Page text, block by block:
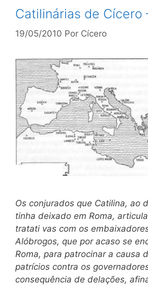
Catilinárias de Cícero
19/05/2010 Por Cícero
Os conjurados que Catilina, ao
tinha deixado em Roma,
tratati vas com os
Alóbrogos, que por acaso se
Roma, para patrocinar a causa
patrícios contra os
consequência de delações,